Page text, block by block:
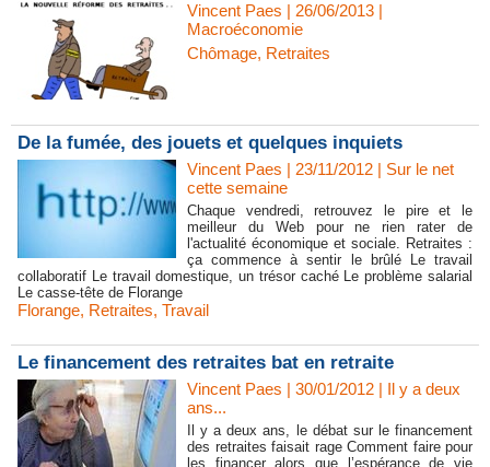
Vincent Paes | 26/06/2013 |
Macroéconomie
Chômage, Retraites
De la fumée, des jouets et quelques inquiets
Vincent Paes | 23/11/2012 | Sur le net
cette semaine
Chaque vendredi, retrouvez le pire et le
meilleur du Web pour ne rien rater de
l'actualité économique et sociale. Retraites :
ça commence à sentir le brûlé Le travail
collaboratif Le travail domestique, un trésor caché Le problème salarial
Le casse-tête de Florange
Florange, Retraites, Travail
Le financement des retraites bat en retraite
Vincent Paes | 30/01/2012 | Il y a deux
ans...
Il y a deux ans, le débat sur le financement
des retraites faisait rage Comment faire pour
les financer alors que l’espérance de vie